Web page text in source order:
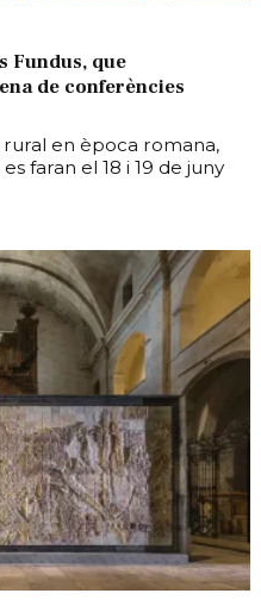
Fundus, que
de conferències
en època romana,
faran el 18 i 19 de juny